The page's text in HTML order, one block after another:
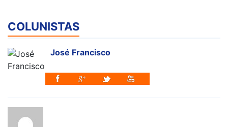
COLUNISTAS
José Francisco